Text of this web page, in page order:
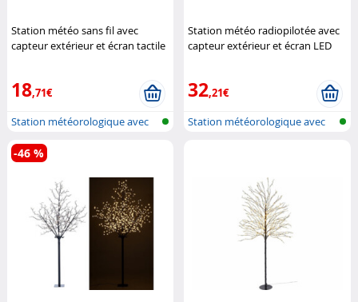
Station météo sans fil avec
capteur extérieur et écran tactile
18,71€
Station météorologique avec
écran c...
Station météo radiopilotée avec
capteur extérieur et écran LED
32,21€
Station météorologique avec
-46 %